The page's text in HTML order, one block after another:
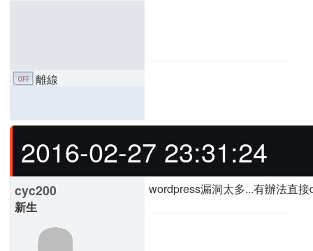
離線
2016-02-27 23:31:24
cyc200
新生
wordpress漏洞太多...有辦法直